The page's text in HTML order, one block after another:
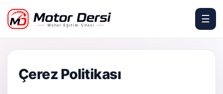
Motor Dersi
☰
Çerez Politikası